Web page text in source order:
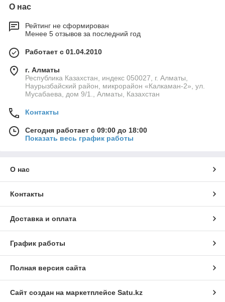
О нас
Рейтинг не сформирован
Менее 5 отзывов за последний год
Работает с 01.04.2010
г. Алматы
Республика Казахстан, индекс 050027, г. Алматы,
Наурызбайский район, микрорайон «Калкаман-2», ул.
Мусабаева, дом 9/1., Алматы, Казахстан
Контакты
Сегодня работает с 09:00 до 18:00
Показать весь график работы
О нас
Контакты
Доставка и оплата
График работы
Полная версия сайта
Сайт создан на маркетплейсе Satu.kz